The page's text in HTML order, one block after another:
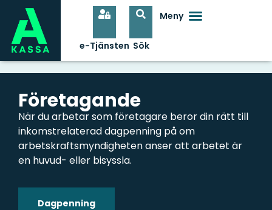
Företagande
När du arbetar som företagare beror din rätt till
inkomstrelaterad dagpenning på om
arbetskraftsmyndigheten anser att arbetet är
en huvud- eller bisyssla.
Dagpenning